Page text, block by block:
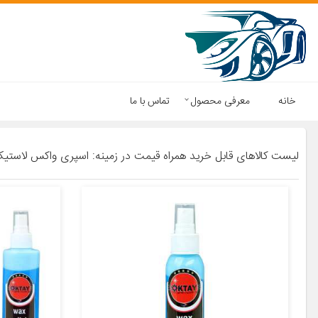
خانه معرفی محصول تماس با ما
لیست کالاهای قابل خرید همراه قیمت در زمینه: اسپری واکس